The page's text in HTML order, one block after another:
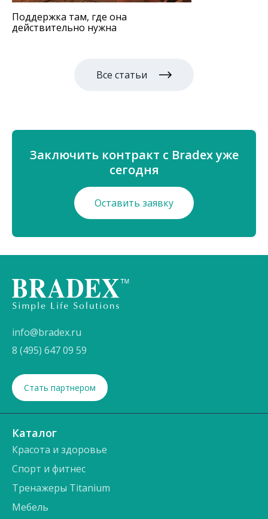
Поддержка там, где она
действительно нужна
Все статьи
Заключить контракт с Bradex уже
сегодня
Оставить заявку
info@bradex.ru
8 (495) 647 09 59
Стать партнером
Каталог
Красота и здоровье
Спорт и фитнес
Тренажеры Titanium
Мебель